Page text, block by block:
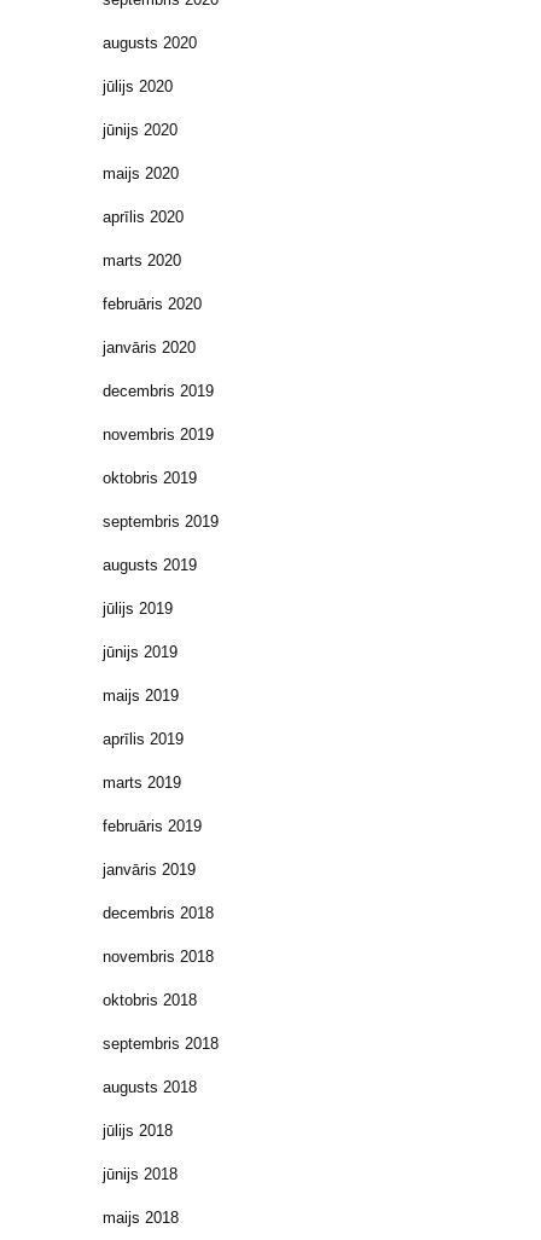
augusts 2020
jūlijs 2020
jūnijs 2020
maijs 2020
aprīlis 2020
marts 2020
februāris 2020
janvāris 2020
decembris 2019
novembris 2019
oktobris 2019
septembris 2019
augusts 2019
jūlijs 2019
jūnijs 2019
maijs 2019
aprīlis 2019
marts 2019
februāris 2019
janvāris 2019
decembris 2018
novembris 2018
oktobris 2018
septembris 2018
augusts 2018
jūlijs 2018
jūnijs 2018
maijs 2018